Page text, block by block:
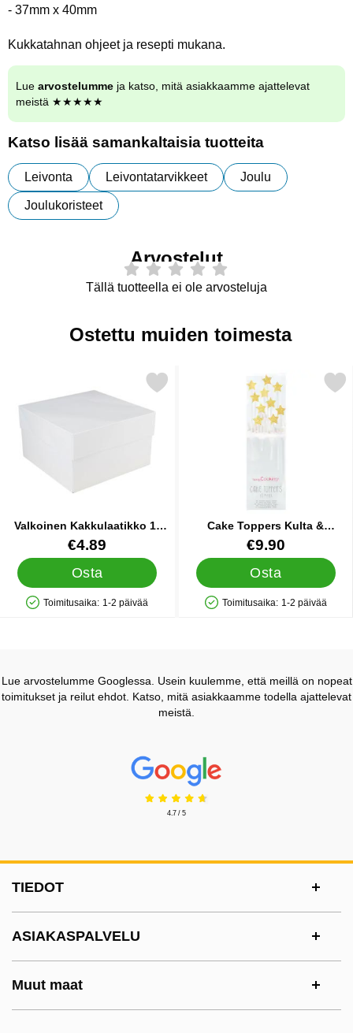
- 37mm x 40mm
Kukkatahnan ohjeet ja resepti mukana.
Lue arvostelumme ja katso, mitä asiakkaamme ajattelevat
meistä ★★★★★
Katso lisää samankaltaisia tuotteita
Leivonta Leivontatarvikkeet Joulu
Joulukoristeet
Arvostelut
Tällä tuotteella ei ole arvosteluja
Ostettu muiden toimesta
Valkoinen Kakkulaatikko 1-
pakkaus
Tuote.nro 26758
€4.89
Osta
Saatavuus: Varastossa
Toimitusaika: 1-2 päivää
Merkitse valkoinen Kakkulaatikko 1-pakkaus suosikiksi
Cake Toppers Kulta &
Kimalletähdet
Tuote.nro 35583
€9.90
Osta
Saatavuus: Varastossa
Toimitusaika: 1-2 päivää
Merkitse cake Toppers Kulta
Lue arvostelumme Googlessa. Usein kuulemme, että meillä on nopeat
toimitukset ja reilut ehdot. Katso, mitä asiakkaamme todella ajattelevat
meistä.
Prisjakt Arvostelu: 4.7 Tähdet
4.7 / 5
TIEDOT
ASIAKASPALVELU
Muut maat